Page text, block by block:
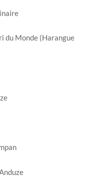
du Monde (Harangue